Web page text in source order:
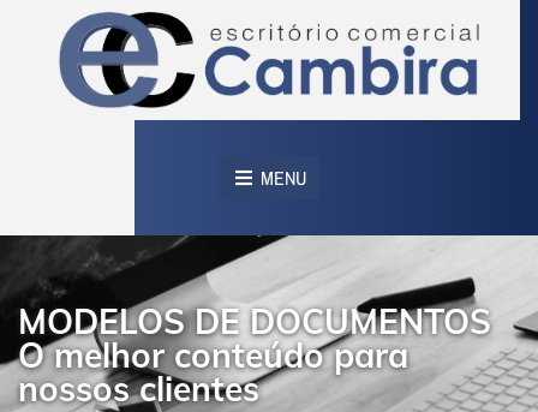
MENU
MODELOS DE DOCUMENTOS
O melhor conteúdo para
nossos clientes